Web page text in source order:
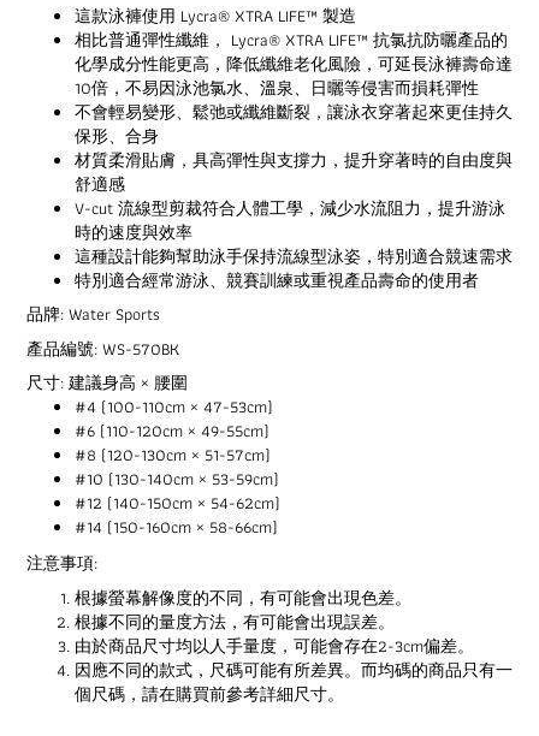
這款泳褲使用 Lycra® XTRA LIFE™ 製造
相比普通彈性纖維， Lycra® XTRA LIFE™ 抗氯抗防曬產品的
化學成分性能更高，降低纖維老化風險，可延長泳褲壽命達
10倍，不易因泳池氯水、溫泉、日曬等侵害而損耗彈性
不會輕易變形、鬆弛或纖維斷裂，讓泳衣穿著起來更佳持久
保形、合身
材質柔滑貼膚，具高彈性與支撐力，提升穿著時的自由度與
舒適感
V-cut 流線型剪裁符合人體工學，減少水流阻力，提升游泳
時的速度與效率
這種設計能夠幫助泳手保持流線型泳姿，特別適合競速需求
特別適合經常游泳、競賽訓練或重視產品壽命的使用者
品牌: Water Sports
產品編號: WS-570BK
尺寸: 建議身高 × 腰圍
#4 (100-110cm × 47-53cm)
#6 (110-120cm × 49-55cm)
#8 (120-130cm × 51-57cm)
#10 (130-140cm × 53-59cm)
#12 (140-150cm × 54-62cm)
#14 (150-160cm × 58-66cm)
注意事項:
根據螢幕解像度的不同，有可能會出現色差。
根據不同的量度方法，有可能會出現誤差。
由於商品尺寸均以人手量度，可能會存在2-3cm偏差。
因應不同的款式，尺碼可能有所差異。而均碼的商品只有一
個尺碼，請在購買前參考詳細尺寸。